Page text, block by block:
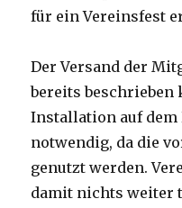
für ein Vereinsfest
Der Versand der
bereits
Installation auf
notwendig, da die
genutzt werden.
damit nichts weiter